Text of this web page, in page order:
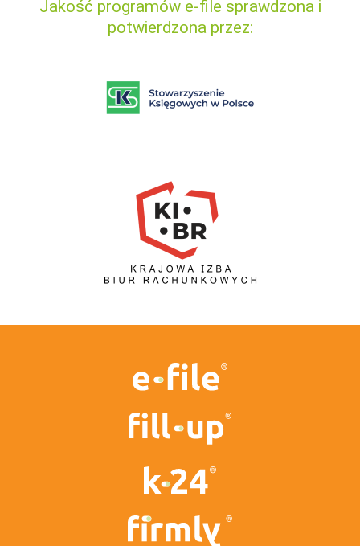
Jakość programów e-file sprawdzona i
potwierdzona przez: